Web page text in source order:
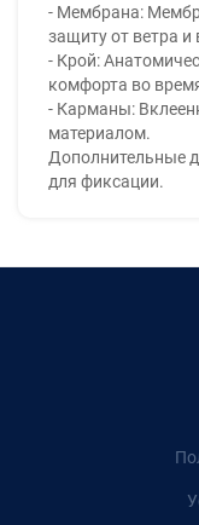
- Мембрана:
защиту от ветра и
- Крой:
комфорта во
- Карманы:
материалом.
Дополнительные
для фиксации.